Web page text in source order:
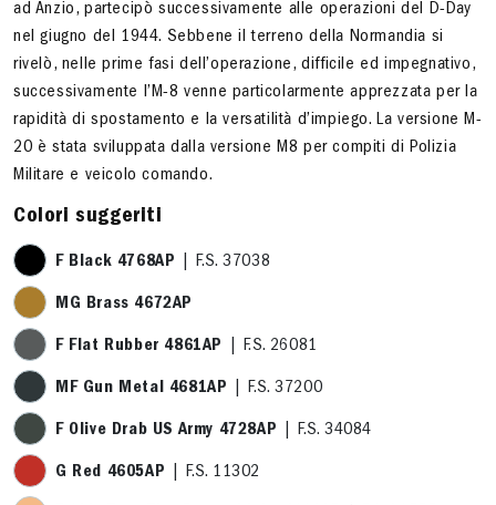
ad Anzio, partecipò successivamente alle operazioni del D-Day
nel giugno del 1944. Sebbene il terreno della Normandia si
rivelò, nelle prime fasi dell’operazione, difficile ed impegnativo,
successivamente l’M-8 venne particolarmente apprezzata per la
rapidità di spostamento e la versatilità d’impiego. La versione M-
20 è stata sviluppata dalla versione M8 per compiti di Polizia
Militare e veicolo comando.
Colori suggeriti
F Black 4768AP | F.S. 37038
MG Brass 4672AP
F Flat Rubber 4861AP | F.S. 26081
MF Gun Metal 4681AP | F.S. 37200
F Olive Drab US Army 4728AP | F.S. 34084
G Red 4605AP | F.S. 11302